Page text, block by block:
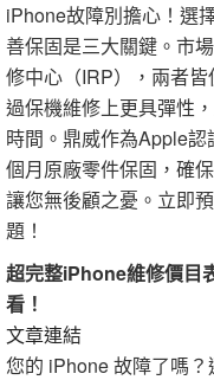
iPhone故障別擔心！選
善保固是三大關鍵。市
修中心（IRP），兩者
過保機維修上更具彈性
時間。鼎威作為Apple
個月原廠零件保固，確
讓您無後顧之憂。立即
題！
超完整iPhone維修價目
看！
文章連結
您的 iPhone 故障了嗎